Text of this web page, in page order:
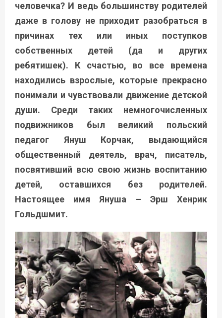
человечка? И ведь большинству родителей
даже в голову не приходит разобраться в
причинах тех или иных поступков
собственных детей (да и других
ребятишек). К счастью, во все времена
находились взрослые, которые прекрасно
понимали и чувствовали движение детской
души. Среди таких немногочисленных
подвижников был великий польский
педагог Януш Корчак, выдающийся
общественный деятель, врач, писатель,
посвятивший всю свою жизнь воспитанию
детей, оставшихся без родителей.
Настоящее имя Януша – Эрш Хенрик
Гольдшмит.